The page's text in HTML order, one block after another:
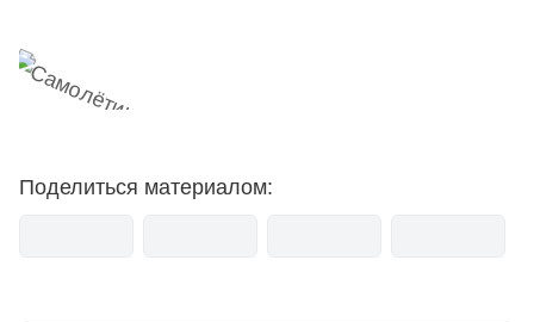
Поделиться материалом: